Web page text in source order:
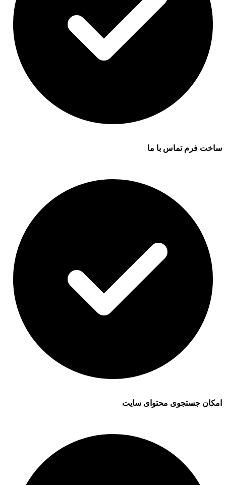
ساخت فرم تماس با ما
امکان جستجوی محتوای سایت